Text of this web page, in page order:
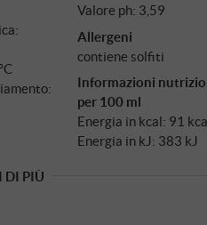
Valore ph: 3,59
Allergeni
contiene solfiti
Informazioni
per 100 ml
Energia in kcal: 91
Energia in kJ: 383 kJ
DI PIÙ